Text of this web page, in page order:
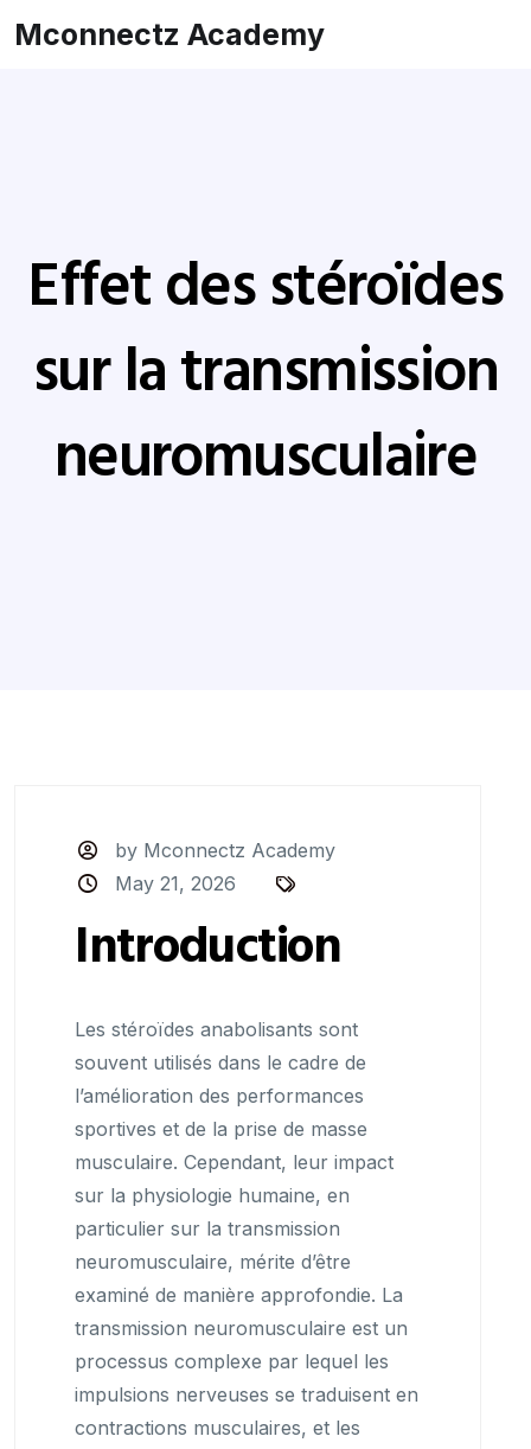
Mconnectz Academy
Effet des stéroïdes
sur la transmission
neuromusculaire
by Mconnectz Academy
May 21, 2026
Introduction
Les stéroïdes anabolisants sont
souvent utilisés dans le cadre de
l’amélioration des performances
sportives et de la prise de masse
musculaire. Cependant, leur impact
sur la physiologie humaine, en
particulier sur la transmission
neuromusculaire, mérite d’être
examiné de manière approfondie. La
transmission neuromusculaire est un
processus complexe par lequel les
impulsions nerveuses se traduisent en
contractions musculaires, et les